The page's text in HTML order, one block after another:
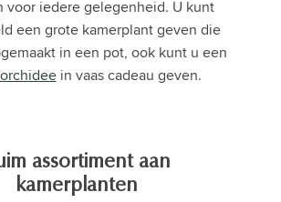
voor iedere gelegenheid. U kunt
een grote kamerplant geven die
in een pot, ook kunt u een
in vaas cadeau geven.
assortiment aan
kamerplanten